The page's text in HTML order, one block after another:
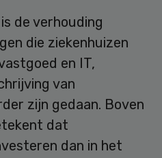
de verhouding
die ziekenhuizen
en IT,
van
zijn gedaan. Boven
dat
dan in het